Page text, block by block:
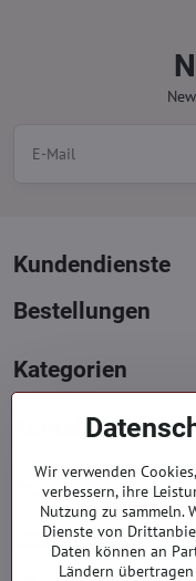
Kundendienste
Bestellungen
Kategorien
Kontakte
+421 919 060
Mont. - Freit. : 9:00 -
Non stop ( 24/7 )
Wir verwenden
verbessern, ihre
Nutzung zu sammeln.
Dienste von
Daten können an
Ländern